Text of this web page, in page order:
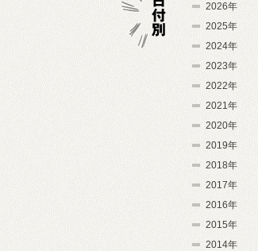
2026年
2025年
2024年
2023年
2022年
2021年
2020年
2019年
2018年
2017年
2016年
2015年
2014年